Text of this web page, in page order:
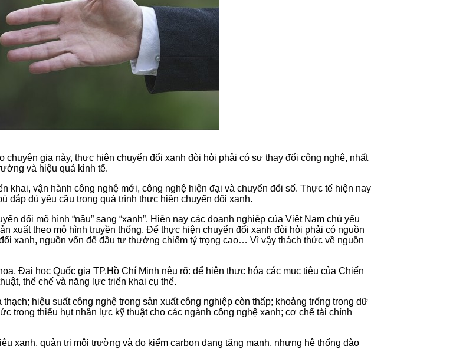
gia này, thực hiện chuyển đổi xanh đòi hỏi phải có sự thay đổi công nghệ, nhất
và hiệu quả kinh tế.
vận hành công nghệ mới, công nghệ hiện đại và chuyển đổi số. Thực tế hiện nay
đủ yêu cầu trong quá trình thực hiện chuyển đổi xanh.
đổi mô hình “nâu” sang “xanh”. Hiện nay các doanh nghiệp của Việt Nam chủ yếu
xuất theo mô hình truyền thống. Để thực hiện chuyển đổi xanh đòi hỏi phải có nguồn
xanh, nguồn vốn để đầu tư thường chiếm tỷ trọng cao… Vì vậy thách thức về nguồn
Đại học Quốc gia TP.Hồ Chí Minh nêu rõ: để hiện thực hóa các mục tiêu của Chiến
thể chế và năng lực triển khai cụ thể.
hiệu suất công nghệ trong sản xuất công nghiệp còn thấp; khoảng trống trong dữ
trong thiếu hụt nhân lực kỹ thuật cho các ngành công nghệ xanh; cơ chế tài chính
xanh, quản trị môi trường và đo kiểm carbon đang tăng mạnh, nhưng hệ thống đào